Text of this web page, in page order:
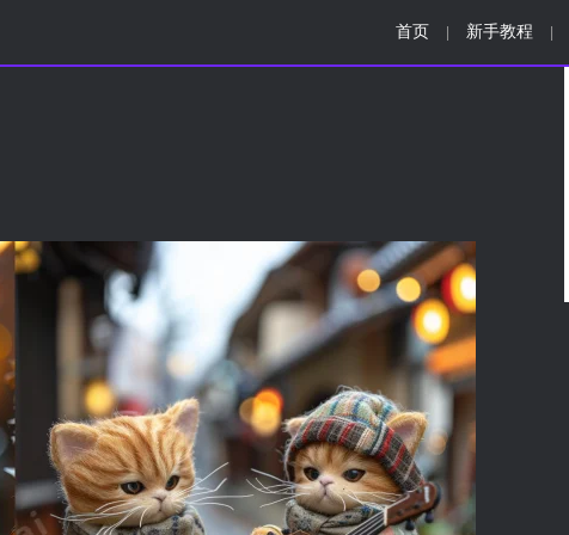
首页 新手教程